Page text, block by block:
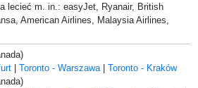
lecieć m. in.: easyJet, Ryanair, British
American Airlines, Malaysia Airlines,
| Toronto - Warszawa | Toronto - Kraków